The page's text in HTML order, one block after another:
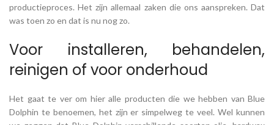
productieproces. Het zijn allemaal zaken die ons aanspreken. Dat
was toen zo en dat is nu nog zo.
Voor installeren, behandelen,
reinigen of voor onderhoud
Het gaat te ver om hier alle producten die we hebben van Blue
Dolphin te benoemen, het zijn er simpelweg te veel. Wel kunnen